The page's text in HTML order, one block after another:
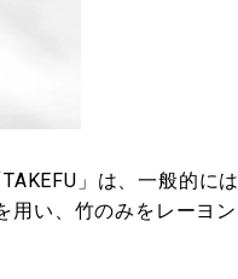
」は、一般的には
用い、竹のみをレーヨン